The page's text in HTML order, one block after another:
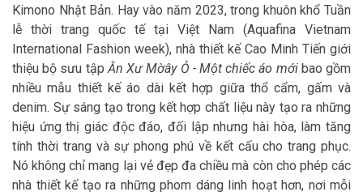
Kimono Nhật Bản. Hay vào năm 2023, trong khuôn khổ Tuần
lễ thời trang quốc tế tại Việt Nam (Aquafina Vietnam
International Fashion week), nhà thiết kế Cao Minh Tiến giới
thiệu bộ sưu tậpẰn Xư Mờây Ỏ - Một chiếc áo mớibao gồm
nhiều mẫu thiết kế áo dài kết hợp giữa thổ cẩm, gấm và
denim. Sự sáng tạo trong kết hợp chất liệu này tạo ra những
hiệu ứng thị giác độc đáo, đối lập nhưng hài hòa, làm tăng
tính thời trang và sự phong phú về kết cấu cho trang phục.
Nó không chỉ mang lại vẻ đẹp đa chiều mà còn cho phép các
nhà thiết kế tạo ra những phom dáng linh hoạt hơn, nơi mỗi